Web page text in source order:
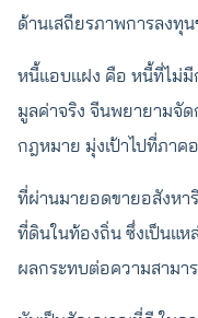
ด้านเสถียรภาพการลงทุ
หนี้แอบแฝง คือ หนี้ที่ไม่มี
มูลค่าจริง จีนพยายามจั
กฎหมาย มุ่งเป้าไปที่ภาค
ที่ผ่านมายอดขายอสังหา
ที่ดินในท้องถิ่น ซึ่งเป็นแ
ผลกระทบต่อความสามา